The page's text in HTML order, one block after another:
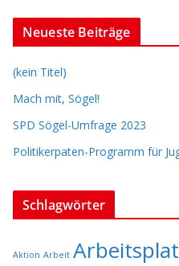
Neueste Beiträge
(kein Titel)
Mach mit, Sögel!
SPD Sögel-Umfrage 2023
Politikerpaten-Programm für
Schlagwörter
Aktion Arbeit